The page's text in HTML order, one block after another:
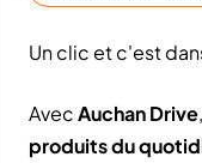
Un clic et c'est
AvecAuchan Drive
produits du